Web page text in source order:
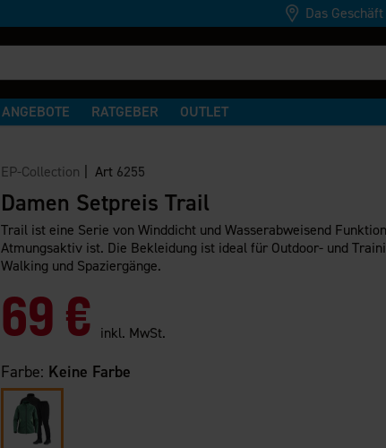
Das
ANGEBOTE RATGEBER OUTLET
EP-Collection | Art 6255
Damen Setpreis Trail
Trail ist eine Serie von Winddicht und Wasserabweisend
Atmungsaktiv ist. Die Bekleidung ist ideal für Outdoor- und
Walking und Spaziergänge.
69 € inkl. MwSt.
Farbe: Keine Farbe